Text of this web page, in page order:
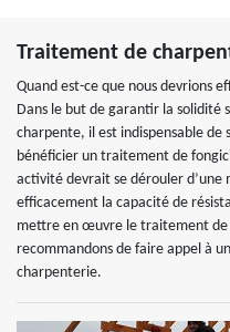
Traitement de
Quand est-ce que nous devrions
Dans le but de garantir la
charpente, il est indispensable
bénéficier un traitement de
activité devrait se dérouler
efficacement la capacité de
mettre en œuvre le traitement de
recommandons de faire appel à
charpenterie.